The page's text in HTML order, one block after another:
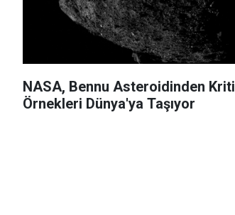
NASA, Bennu Asteroidinden
Örnekleri Dünya'ya Taşıyor